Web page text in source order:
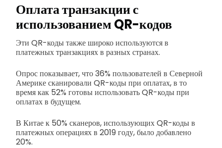
Оплата транзакции с
использованием QR-кодов
Эти QR-коды также широко используются в
платежных транзакциях в разных странах.
Опрос показывает, что 36% пользователей в Северной
Америке сканировали QR-коды при оплатах, в то
время как 52% готовы использовать QR-коды при
оплатах в будущем.
В Китае к 50% сканеров, использующих QR-коды в
платежных операциях в 2019 году, было добавлено
20%.